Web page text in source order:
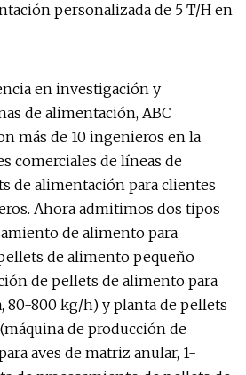
personalizada de 5 T/H en
en investigación y
de alimentación, ABC
más de 10 ingenieros en la
comerciales de líneas de
de alimentación para clientes
Ahora admitimos dos tipos
de alimento para
de alimento pequeño
de pellets de alimento para
80-800 kg/h) y planta de pellets
de producción de
aves de matriz anular, 1-